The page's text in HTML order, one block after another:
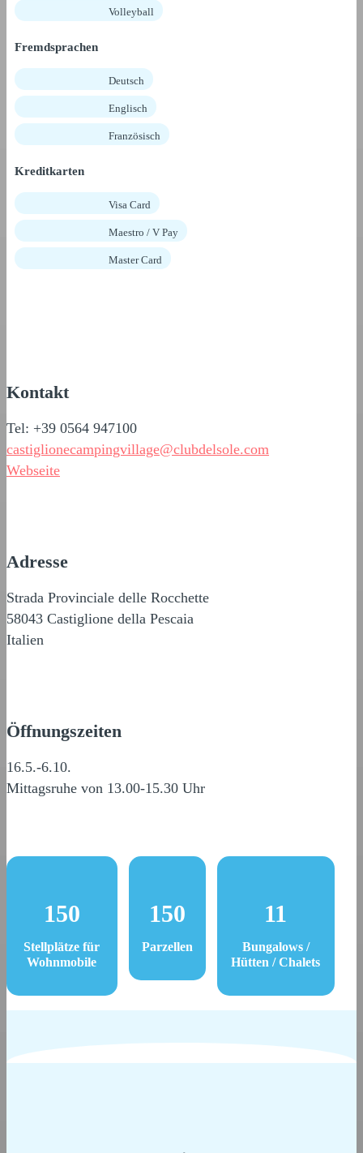
Volleyball
Fremdsprachen
Deutsch
Englisch
Französisch
Kreditkarten
Visa Card
Maestro / V Pay
Master Card
Kontakt
Tel: +39 0564 947100
castiglionecampingvillage@clubdelsole.com
Webseite
Adresse
Strada Provinciale delle Rocchette
58043 Castiglione della Pescaia
Italien
Öffnungszeiten
16.5.-6.10.
Mittagsruhe von 13.00-15.30 Uhr
150
Stellplätze für
Wohnmobile
150
Parzellen
11
Bungalows /
Hütten / Chalets